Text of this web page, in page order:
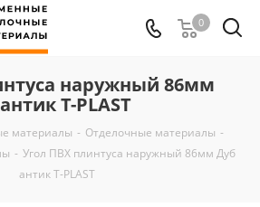
0
наружный 86мм
T-PLAST
материалы - Отделочные материалы -
- Угол ПВХ плинтуса наружный 86мм Дуб
антик T-PLAST